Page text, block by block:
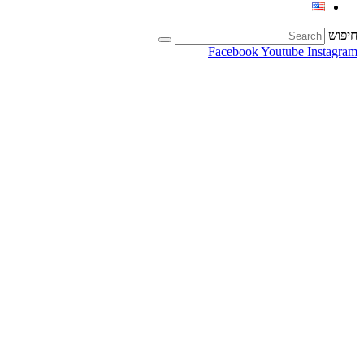
חיפוש
FacebookYoutube Instagram